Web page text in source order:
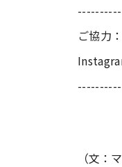
ご協力
（文：